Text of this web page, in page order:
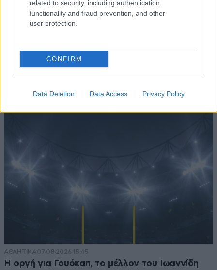
related to security, including authentication
functionality and fraud prevention, and other
user protection.
CONFIRM
Data Deletion Data Access Privacy Policy
Τροχαίο δυστύχημα στις Σέρρες:
Πραγματογνώμονας ρίχνει φως στα αίτια της
ίσως μίλησε στο κινητό»
ΑΘΛΗΤΙΚΑ07·08·2026 15:45
Η οργή για Γουόκαπ, το μέλλον του Ιωαννίδη